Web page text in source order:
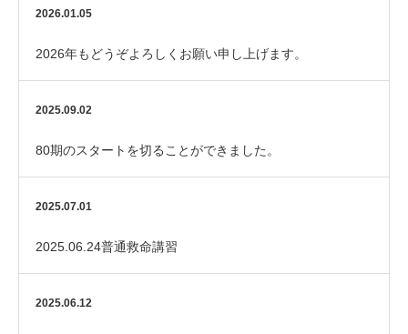
しました！
2026.01.05
2026年もどうぞよろしくお願い申し上げます。
2025.09.02
80期のスタートを切ることができました。
2025.07.01
2025.06.24普通救命講習
2025.06.12